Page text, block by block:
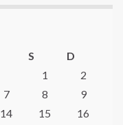
S
D
1
2
7 8
9
14 15
16